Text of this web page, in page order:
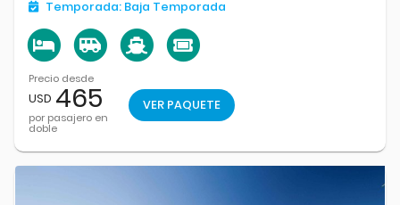
Temporada: Baja Temporada
Precio desde
USD 465
por pasajero en
doble
VER PAQUETE